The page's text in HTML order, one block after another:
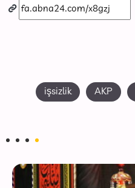
AKP
işsizlik